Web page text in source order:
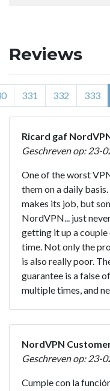
Reviews
331 332 333
Ricard gaf
Geschreven op: 23-
One of the worst
them on a daily
makes its job, but
NordVPN... just
getting it up a
time. Not only the
is also really poor.
guarantee is a false
multiple times, and
NordVPN
Geschreven op: 23-
Cumple con la